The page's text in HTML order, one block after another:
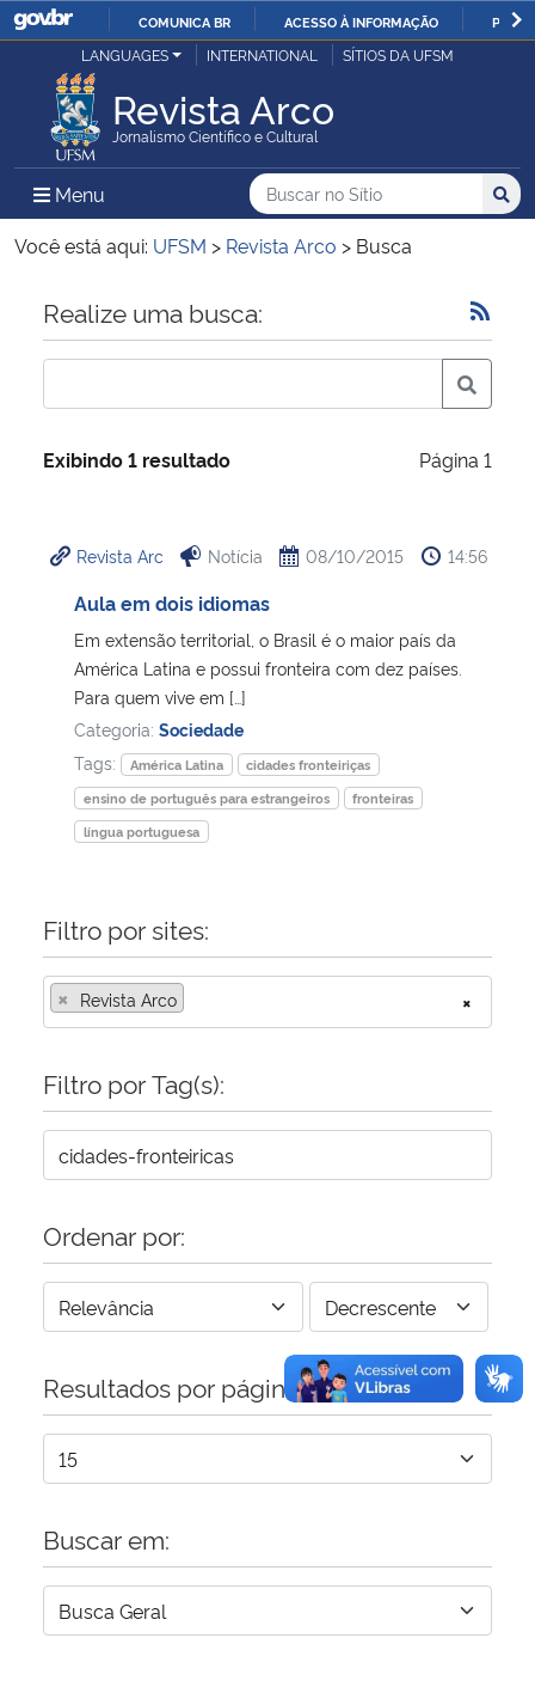
IR
O
COMUNICA BR ACESSO À INFORMAÇÃO
Ministério da Justiça e Segurança Pública
Ministério da Defesa
Ministério das Relações Exteriores
Ministério da Economia
Ministério da Infraestrutura
Ministério da Cidadania
Ministério de Minas e Energia
Ministério da Ciência, Tecnologia, Inovações e Comunicações
Ministério do Meio Ambiente
Ministério do Desenvolvimento Regional
Controladoria-Geral da União
Secretaria-Geral
Gabinete de Segurança Institucional
Advocacia-Geral da União
Banco Central do Brasil
Planalto
LANGUAGES INTERNATIONAL SÍTIOS DA UFSM
Revista Arco
Jornalismo Científico e Cultural
Menu Menu Principal do Sítio
Busca
Buscar no no Sítio
Busca:
Você está aqui: UFSM > Revista Arco > Busca
Início do conteúdo
Realize uma busca:
Exibindo 1 resultado Página 1
Revista Arc Notícia 08/10/2015 14:56
Aula em dois idiomas
Em extensão territorial, o Brasil é o maior país da
América Latina e possui fronteira com dez países.
Para quem vive em […]
Categoria: Sociedade
Tags:
América Latina
cidades fronteiriças
ensino de português para estrangeiros
fronteiras
língua portuguesa
Filtro por sites:
×
× Revista Arco
Filtro por Tag(s):
Ordenar por:
Resultados por página:
Buscar em: